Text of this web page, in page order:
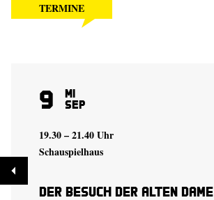
TERMINE
9 Mi
Sep
19.30 – 21.40 Uhr
Schauspielhaus
Der Besuch der alten Dame